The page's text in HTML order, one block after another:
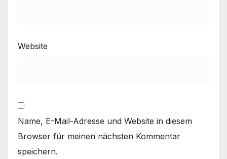
Website
Name, E-Mail-Adresse und Website in diesem
Browser für meinen nächsten Kommentar
speichern.